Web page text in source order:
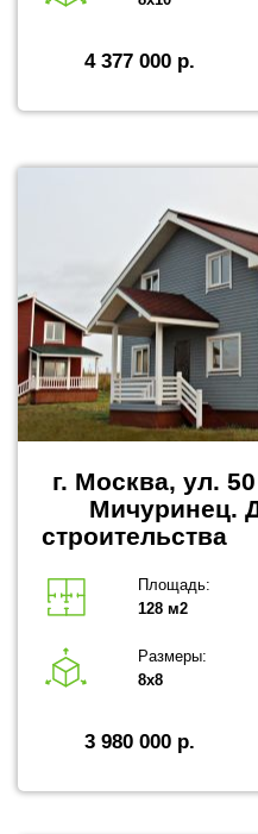
4 377 000 р.
г. Москва, ул.
Мичуринец.
Площадь:
128 м2
Размеры:
8х8
3 980 000 р.